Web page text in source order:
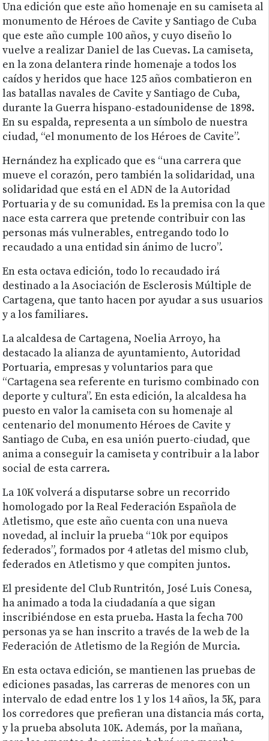
Una edición que este año homenaje en su camiseta al
monumento de Héroes de Cavite y Santiago de Cuba
que este año cumple 100 años, y cuyo diseño lo
vuelve a realizar Daniel de las Cuevas. La camiseta,
en la zona delantera rinde homenaje a todos los
caídos y heridos que hace 125 años combatieron en
las batallas navales de Cavite y Santiago de Cuba,
durante la Guerra hispano-estadounidense de 1898.
En su espalda, representa a un símbolo de nuestra
ciudad, “el monumento de los Héroes de Cavite”.
Hernández ha explicado que es “una carrera que
mueve el corazón, pero también la solidaridad, una
solidaridad que está en el ADN de la Autoridad
Portuaria y de su comunidad. Es la premisa con la que
nace esta carrera que pretende contribuir con las
personas más vulnerables, entregando todo lo
recaudado a una entidad sin ánimo de lucro”.
En esta octava edición, todo lo recaudado irá
destinado a la Asociación de Esclerosis Múltiple de
Cartagena, que tanto hacen por ayudar a sus usuarios
y a los familiares.
La alcaldesa de Cartagena, Noelia Arroyo, ha
destacado la alianza de ayuntamiento, Autoridad
Portuaria, empresas y voluntarios para que
“Cartagena sea referente en turismo combinado con
deporte y cultura”. En esta edición, la alcaldesa ha
puesto en valor la camiseta con su homenaje al
centenario del monumento Héroes de Cavite y
Santiago de Cuba, en esa unión puerto-ciudad, que
anima a conseguir la camiseta y contribuir a la labor
social de esta carrera.
La 10K volverá a disputarse sobre un recorrido
homologado por la Real Federación Española de
Atletismo, que este año cuenta con una nueva
novedad, al incluir la prueba “10k por equipos
federados”, formados por 4 atletas del mismo club,
federados en Atletismo y que compiten juntos.
El presidente del Club Runtritón, José Luis Conesa,
ha animado a toda la ciudadanía a que sigan
inscribiéndose en esta prueba. Hasta la fecha 700
personas ya se han inscrito a través de la web de la
Federación de Atletismo de la Región de Murcia.
En esta octava edición, se mantienen las pruebas de
ediciones pasadas, las carreras de menores con un
intervalo de edad entre los 1 y los 14 años, la 5K, para
los corredores que prefieran una distancia más corta,
y la prueba absoluta 10K. Además, por la mañana,